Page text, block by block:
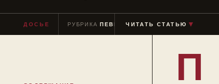
ДОСЬЕ РУБРИКАПЕВЕЦ ЧТЕНИЕ≈ 7 МИН
ЧИТАТЬ СТАТЬЮ ▼
П